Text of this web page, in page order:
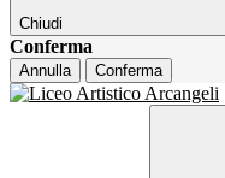
Chiudi
Conferma
Annulla Conferma